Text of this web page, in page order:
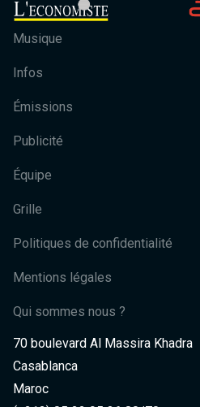
Musique
Infos
Émissions
Publicité
Équipe
Grille
Politiques de confidentialité
Mentions légales
Qui sommes nous ?
70 boulevard Al Massira Khadra
Casablanca
Maroc